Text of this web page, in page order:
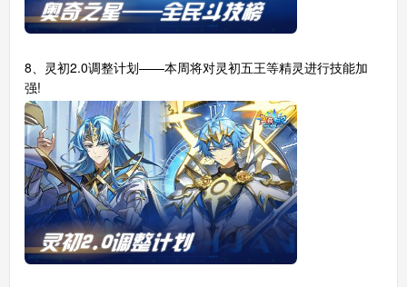
8、灵初2.0调整计划——本周将对灵初五王等精灵进行技能加
强!